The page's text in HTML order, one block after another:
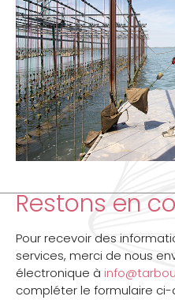
Restons en
Pour recevoir des
services, merci de nous
électronique à
compléter le formulaire ci-